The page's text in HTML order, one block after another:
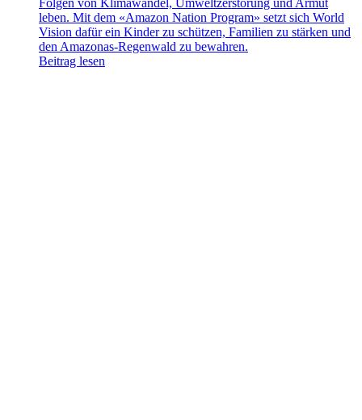
Folgen von Klimawandel, Umweltzerstörung und Armut
leben. Mit dem «Amazon Nation Program» setzt sich World
Vision dafür ein Kinder zu schützen, Familien zu stärken und
den Amazonas-Regenwald zu bewahren.
Beitrag lesen